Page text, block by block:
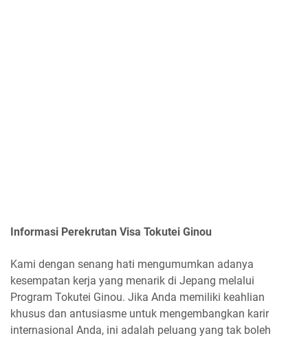
Informasi Perekrutan Visa Tokutei Ginou
Kami dengan senang hati mengumumkan adanya
kesempatan kerja yang menarik di Jepang melalui
Program Tokutei Ginou. Jika Anda memiliki keahlian
khusus dan antusiasme untuk mengembangkan karir
internasional Anda, ini adalah peluang yang tak boleh